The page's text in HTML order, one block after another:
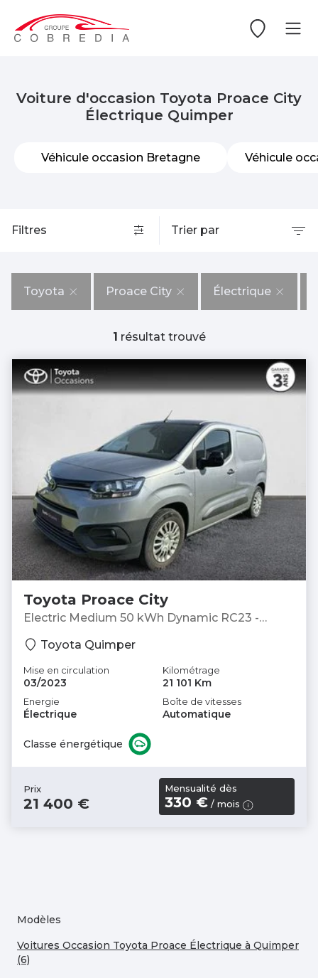
Voiture d'occasion Toyota Proace City
Électrique Quimper
Véhicule occasion Bretagne Véhicule
Trier par
Filtres
Toyota Proace City Électrique
1 résultat trouvé
Toyota Proace City
Electric Medium 50 kWh Dynamic RC23 -
Toyota Quimper
Mise en circulation
03/2023
Kilométrage
21 101 Km
Energie
Électrique
Boîte de vitesses
Automatique
Classe énergétique
Prix
21 400 €
Mensualité dès
330 € / mois
Modèles
Voitures Occasion Toyota Proace Électrique à Quimper
(6)